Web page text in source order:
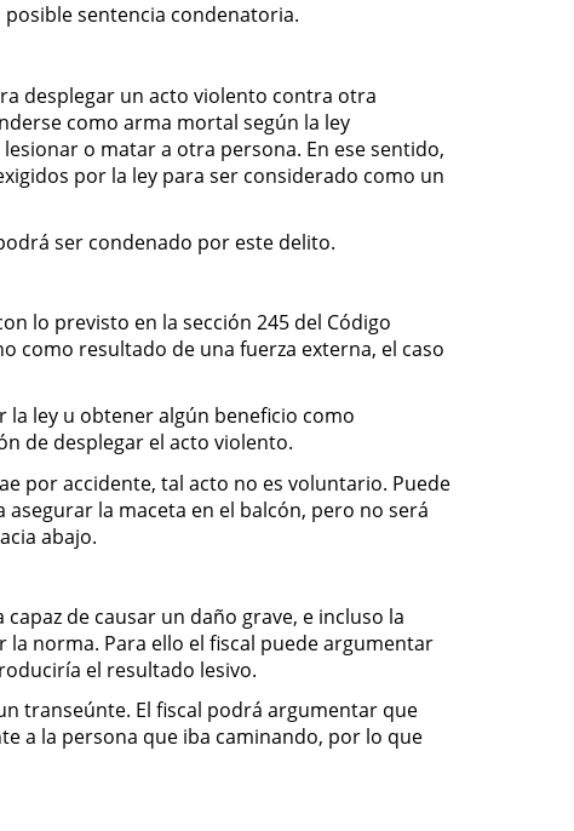
sentencia condenatoria.
desplegar un acto violento contra otra
como arma mortal según la ley
o matar a otra persona. En ese sentido,
por la ley para ser considerado como un
ser condenado por este delito.
lo previsto en la sección 245 del Código
como resultado de una fuerza externa, el caso
la ley u obtener algún beneficio como
de desplegar el acto violento.
por accidente, tal acto no es voluntario. Puede
la maceta en el balcón, pero no será
abajo.
de causar un daño grave, e incluso la
norma. Para ello el fiscal puede argumentar
el resultado lesivo.
transeúnte. El fiscal podrá argumentar que
a la persona que iba caminando, por lo que